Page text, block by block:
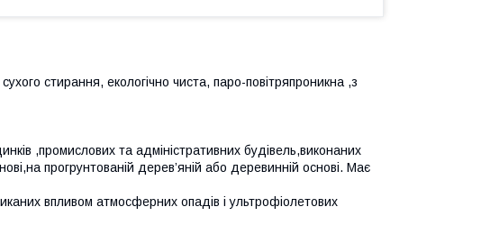
стирання, екологічно чиста, паро-повітряпроникна ,з
,промислових та адміністративних будівель,виконаних
прогрунтованій дерев’яній або деревинній основі. Має
впливом атмосферних опадів і ультрофіолетових